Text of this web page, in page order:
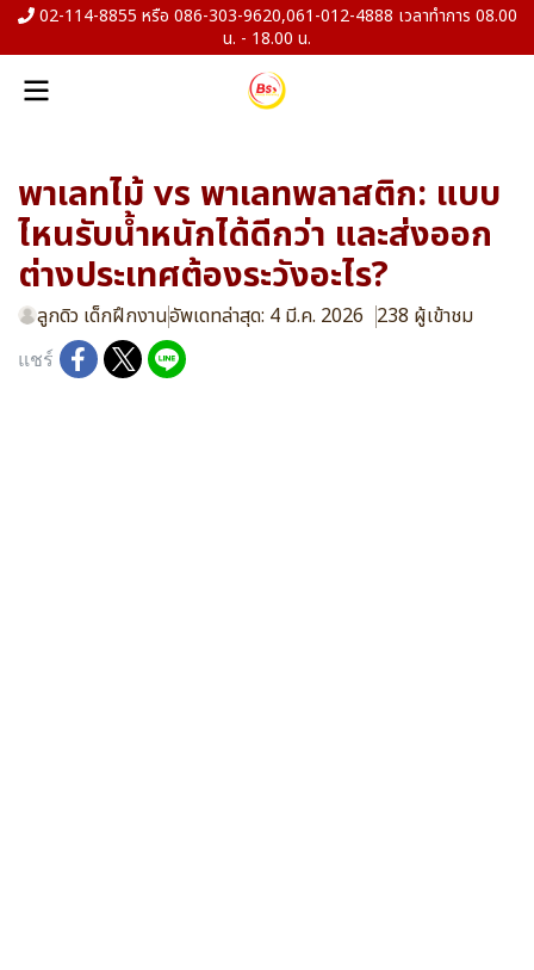
02-114-8855 หรือ 086-303-9620,061-012-4888 เวลาทำการ 08.00
น. - 18.00 น.
พาเลทไม้ vs พาเลทพลาสติก: แบบ
ไหนรับน้ำหนักได้ดีกว่า และส่งออก
ต่างประเทศต้องระวังอะไร?
ลูกดิว เด็กฝึกงานอัพเดทล่าสุด: 4 มี.ค. 2026 238 ผู้เข้าชม
แชร์